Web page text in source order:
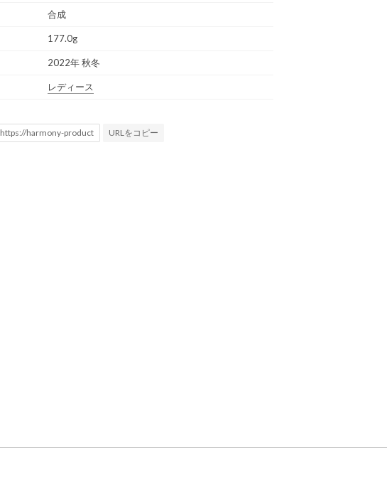
合成
177.0g
2022年 秋冬
レディース
URLをコピー